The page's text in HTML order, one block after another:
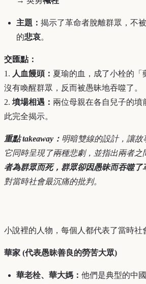
主題： 揭示了革命者脫離群眾，不
的悲哀。
交匯點：
1. 人血饅頭： 夏瑜的血，成了小栓的「
沒有喚醒群眾，反而被愚昧地吞噬了。
2. 墳場相遇： 兩位母親在各自兒子的墳
此完全揭示。
重點 takeaway： 明暗雙線的設計，讓故
它同時呈現了兩種悲劇，並指出兩者
者為群眾而死，群眾卻因愚昧而吞噬了
對當時社會最沉痛的批判。
小說裡的人物，每個人都代表了當時社
華家 (代表愚昧善良的勞苦大眾)
華老栓、華大媽： 他們是典型的中